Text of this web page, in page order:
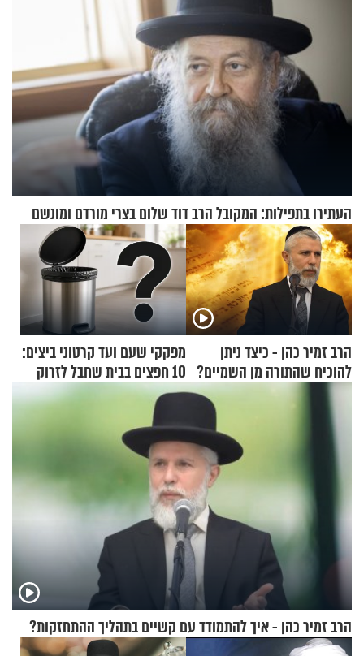
העתירו בתפילות: המקובל הרב דוד שלום בצרי מורדם ומונשם
הרב זמיר כהן - כיצד ניתן
להוכיח שהתורה מן השמיים?
מפקקי שעם ועד קרטוני ביצים:
10 חפצים בבית שחבל לזרוק
לפח
הרב זמיר כהן - איך להתמודד עם קשיים בתהליך ההתחזקות?